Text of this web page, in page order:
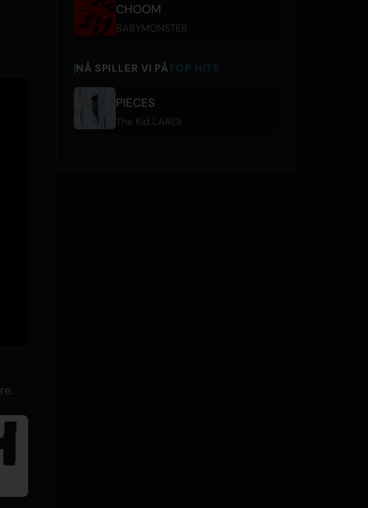
CHOOM
BABYMONSTER
NÅ SPILLER VI PÅTOP HITS
PIECES
The Kid LAROI